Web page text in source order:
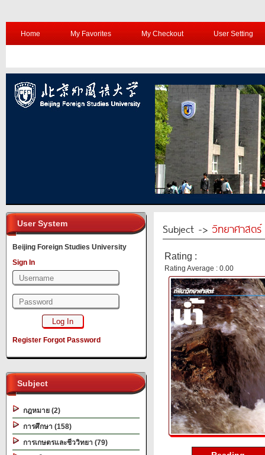
Home My Favorites My Checkout User Setting
User System
Beijing Foreign Studies University
Sign In
Register Forgot Password
Subject
กฎหมาย (2)
การศึกษา (158)
การเกษตรและชีววิทยา (79)
Subject -> วิทยาศาสตร์
Rating :
Rating Average : 0.00